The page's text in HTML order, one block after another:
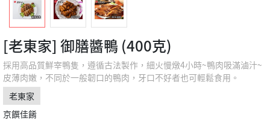
[老東家] 御膳醬鴨 (400克)
採用高品質鮮宰鴨隻，遵循古法製作，細火慢燉4小時~鴨肉吸滿滷汁~
皮薄肉嫩，不同於一般韌口的鴨肉，牙口不好者也可輕鬆食用。
老東家
京饌佳餚